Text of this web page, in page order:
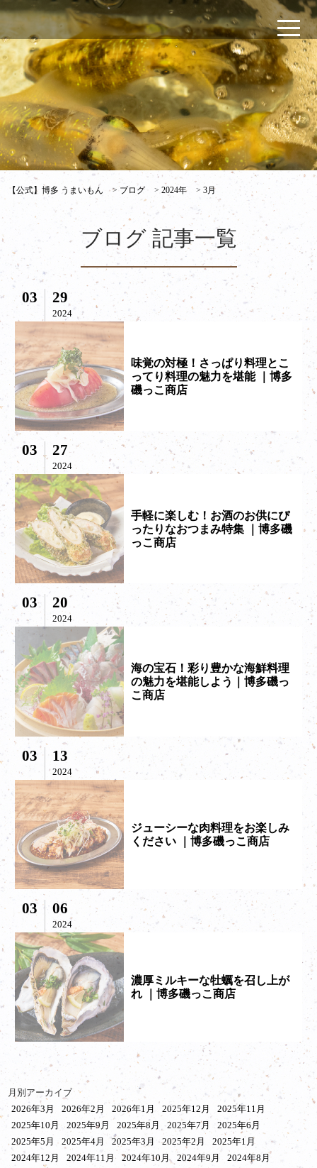
【公式】博多 うまいもん > ブログ >2024年 >3月
ブログ 記事一覧
03 29
2024
味覚の対極！さっぱり料理とこ
ってり料理の魅力を堪能 ｜博多
磯っこ商店
03 27
2024
手軽に楽しむ！お酒のお供にぴ
ったりなおつまみ特集 ｜博多磯
っこ商店
03 20
2024
海の宝石！彩り豊かな海鮮料理
の魅力を堪能しよう｜博多磯っ
こ商店
03 13
2024
ジューシーな肉料理をお楽しみ
ください ｜博多磯っこ商店
03 06
2024
濃厚ミルキーな牡蠣を召し上が
れ ｜博多磯っこ商店
月別アーカイブ
2026年3月
2026年2月 2026年1月 2025年12月
2025年11月
2025年10月
2025年9月 2025年8月 2025年7月
2025年6月
2025年5月
2025年4月 2025年3月 2025年2月
2025年1月
2024年12月
2024年11月 2024年10月 2024年9月
2024年8月